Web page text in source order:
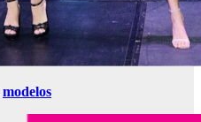
modelos